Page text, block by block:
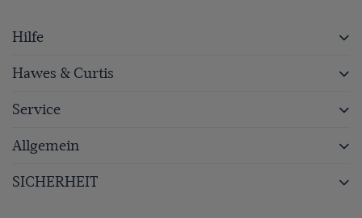
Hilfe
Hawes & Curtis
Service
Allgemein
SICHERHEIT